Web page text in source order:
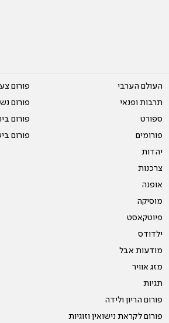
העולם הערבי
תרבות ופנאי
ספורט
פורומים
יהדות
צרכנות
אופנה
מוסיקה
פיוטקאסט
ילדודס
מודעות אבל
מזג אוויר
תגיות
פורום הריון ולידה
פורום לקראת נישואין וזוגיות
פורום
פורום
פורום
פורום